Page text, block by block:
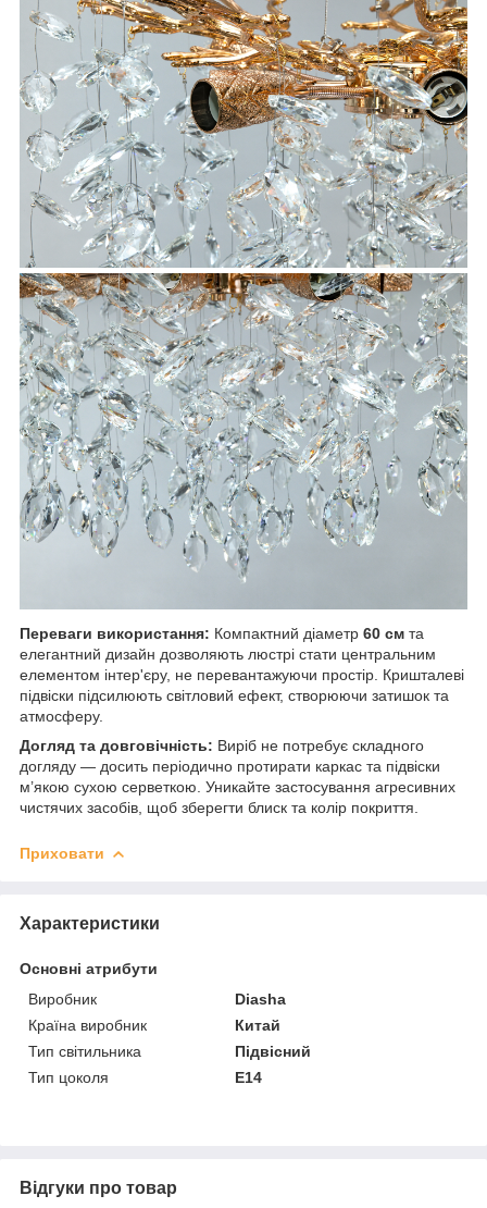
Переваги використання: Компактний діаметр 60 см та
елегантний дизайн дозволяють люстрі стати центральним
елементом інтер'єру, не перевантажуючи простір. Кришталеві
підвіски підсилюють світловий ефект, створюючи затишок та
атмосферу.
Догляд та довговічність: Виріб не потребує складного
догляду — досить періодично протирати каркас та підвіски
м’якою сухою серветкою. Уникайте застосування агресивних
чистячих засобів, щоб зберегти блиск та колір покриття.
Приховати
Характеристики
Основні атрибути
Виробник
Diasha
Країна виробник
Китай
Тип світильника
Підвісний
Тип цоколя
E14
Відгуки про товар